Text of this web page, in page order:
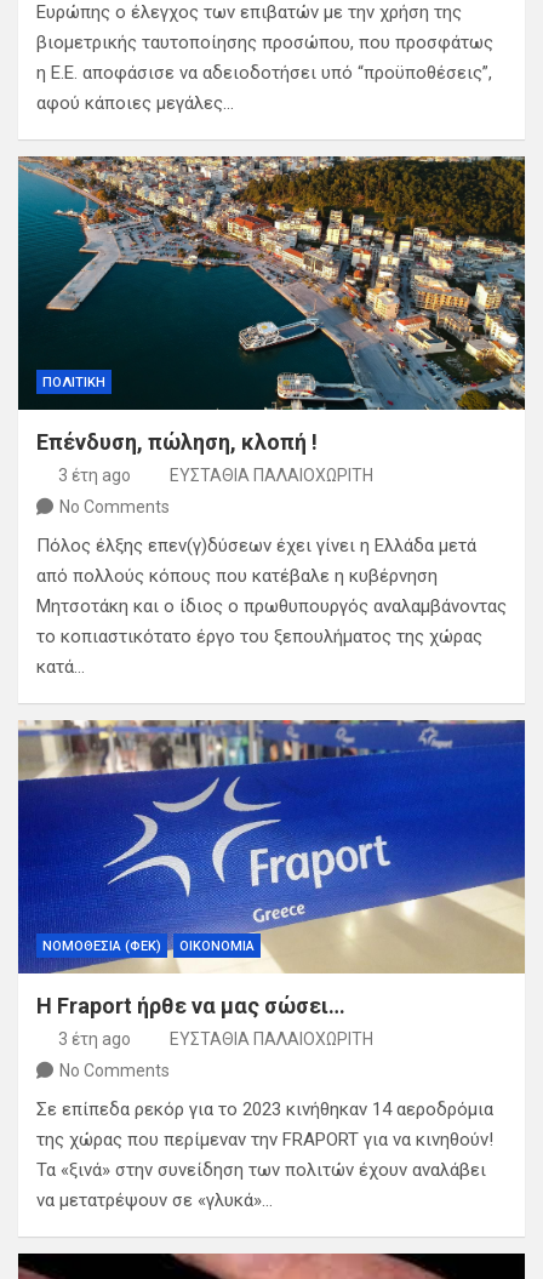
Ευρώπης ο έλεγχος των επιβατών με την χρήση της
βιομετρικής ταυτοποίησης προσώπου, που προσφάτως
η Ε.Ε. αποφάσισε να αδειοδοτήσει υπό “προϋποθέσεις”,
αφού κάποιες μεγάλες…
ΠΟΛΙΤΙΚΗ
Επένδυση, πώληση, κλοπή !
3 έτη ago
ΕΥΣΤΑΘΙΑ ΠΑΛΑΙΟΧΩΡΙΤΗ
No Comments
Πόλος έλξης επεν(γ)δύσεων έχει γίνει η Ελλάδα μετά
από πολλούς κόπους που κατέβαλε η κυβέρνηση
Μητσοτάκη και ο ίδιος ο πρωθυπουργός αναλαμβάνοντας
το κοπιαστικότατο έργο του ξεπουλήματος της χώρας
κατά…
ΝΟΜΟΘΕΣΙΑ (ΦΕΚ) ΟΙΚΟΝΟΜΙΑ
Η Fraport ήρθε να μας σώσει…
3 έτη ago
ΕΥΣΤΑΘΙΑ ΠΑΛΑΙΟΧΩΡΙΤΗ
No Comments
Σε επίπεδα ρεκόρ για το 2023 κινήθηκαν 14 αεροδρόμια
της χώρας που περίμεναν την FRAPORT για να κινηθούν!
Τα «ξινά» στην συνείδηση των πολιτών έχουν αναλάβει
να μετατρέψουν σε «γλυκά»…